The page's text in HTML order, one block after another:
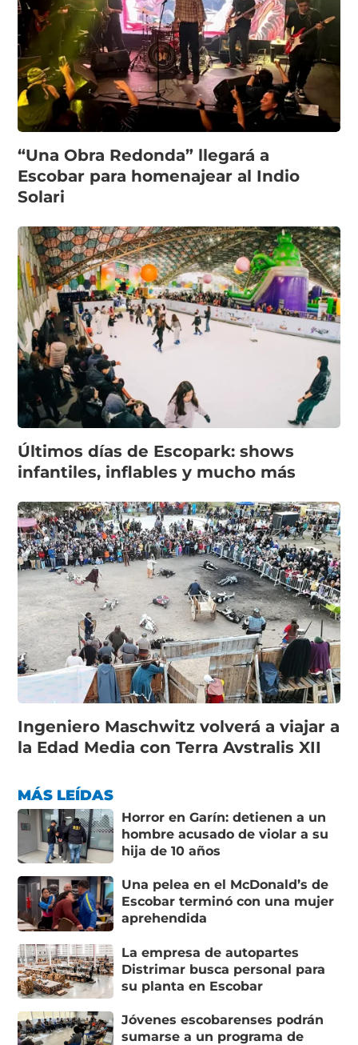
“Una Obra Redonda” llegará a
Escobar para homenajear al Indio
Solari
Últimos días de Escopark: shows
infantiles, inflables y mucho más
Ingeniero Maschwitz volverá a viajar a
la Edad Media con Terra Avstralis XII
MÁS LEÍDAS
Horror en Garín: detienen a un
hombre acusado de violar a su
hija de 10 años
Una pelea en el McDonald’s de
Escobar terminó con una mujer
aprehendida
La empresa de autopartes
Distrimar busca personal para
su planta en Escobar
Jóvenes escobarenses podrán
sumarse a un programa de